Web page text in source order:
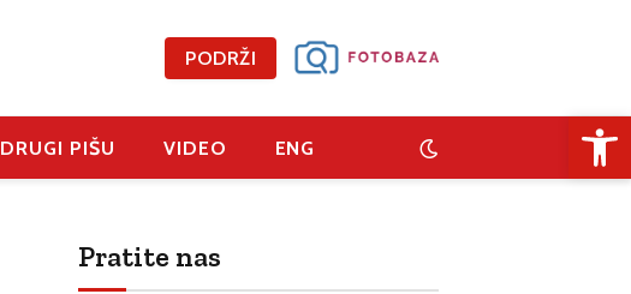
PODRŽI
DRUGI PIŠU VIDEO ENG
Pratite nas